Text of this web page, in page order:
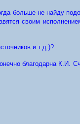
больше не найду
своим
и т.д.)?
благодарна К.И.